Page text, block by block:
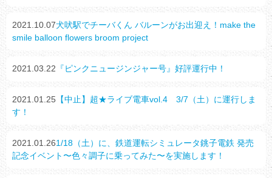
2021.10.07犬吠駅でチーバくん バルーンがお出迎え！make the
smile balloon flowers broom project
2021.03.22 『ピンクニュージンジャー号』好評運行中！
2021.01.25 【中止】超★ライブ電車vol.4 3/7（土）に運行しま
す！
2021.01.261/18（土）に、鉄道運転シミュレータ銚子電鉄 発売
記念イベント〜色々調子に乗ってみた〜を実施します！